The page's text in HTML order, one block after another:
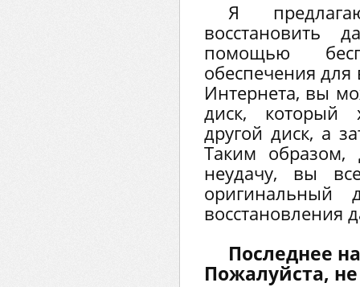
Я
восстановить
помощью
обеспечения для
Интернета, вы
диск, который
другой диск, а
Таким образом,
неудачу, вы
оригинальный
восстановления
Последнее
Пожалуйста,